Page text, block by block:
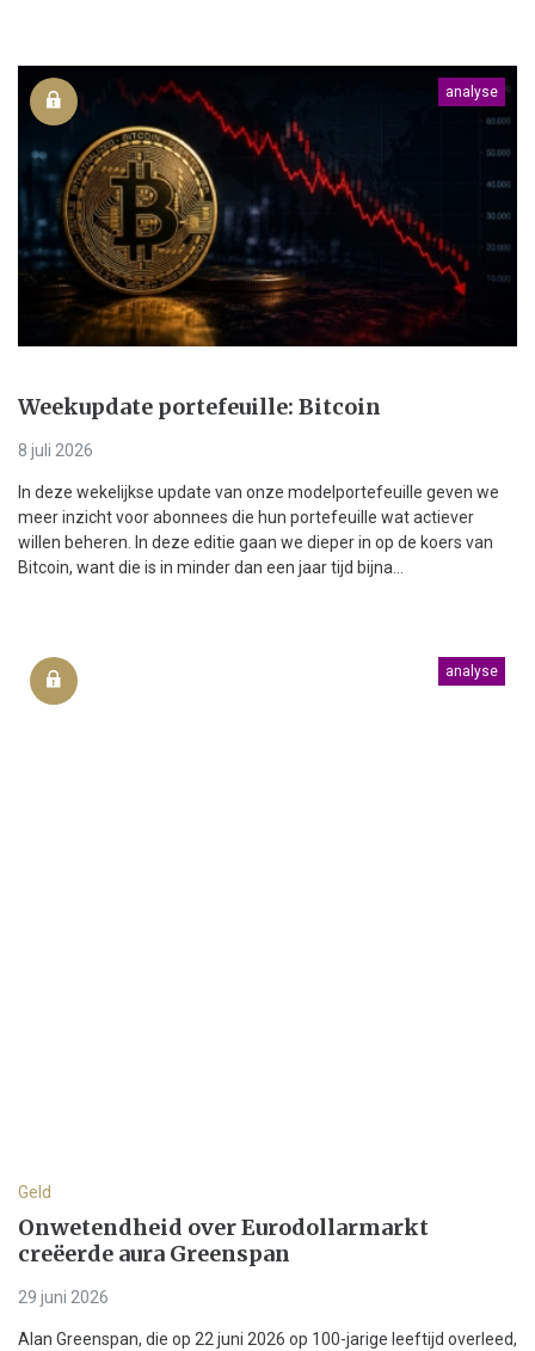
analyse
Weekupdate portefeuille: Bitcoin
8 juli 2026
In deze wekelijkse update van onze modelportefeuille geven we
meer inzicht voor abonnees die hun portefeuille wat actiever
willen beheren. In deze editie gaan we dieper in op de koers van
Bitcoin, want die is in minder dan een jaar tijd bijna...
analyse
Geld
Onwetendheid over Eurodollarmarkt
creëerde aura Greenspan
29 juni 2026
Alan Greenspan, die op 22 juni 2026 op 100-jarige leeftijd overleed,